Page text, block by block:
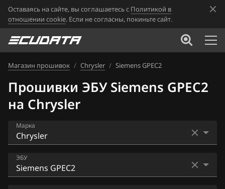
Оставаясь на сайте, вы соглашаетесь с Политикой в
отношении cookie. Если не согласны, покиньте сайт.
Магазин прошивок / Chrysler / Siemens GPEC2
Прошивки ЭБУ Siemens GPEC2
на Chrysler
Марка
Acura
Alfa Romeo
ЭБУ